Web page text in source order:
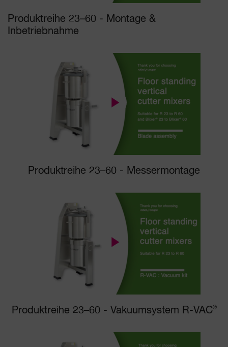
Produktreihe 23–60 - Montage &
Inbetriebnahme
Produktreihe 23–60 - Messermontage
Produktreihe 23–60 - Vakuumsystem R-VAC®